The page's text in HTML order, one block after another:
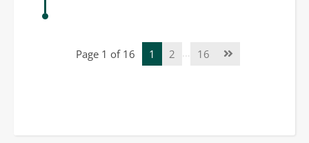
Page 1 of 16 1 2 … 16